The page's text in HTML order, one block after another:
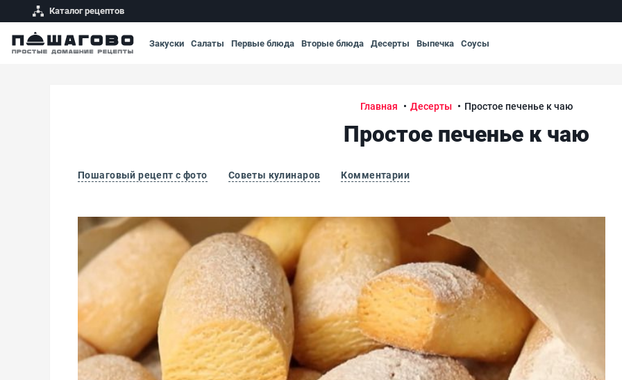
Каталог рецептов
Закуски Салаты Первые блюда Вторые блюда Десерты Выпечка Соусы
Главная Десерты Простое печенье к чаю
Простое печенье к чаю
Пошаговый рецепт с фото Советы кулинаров Комментарии
Простое печенье к чаю